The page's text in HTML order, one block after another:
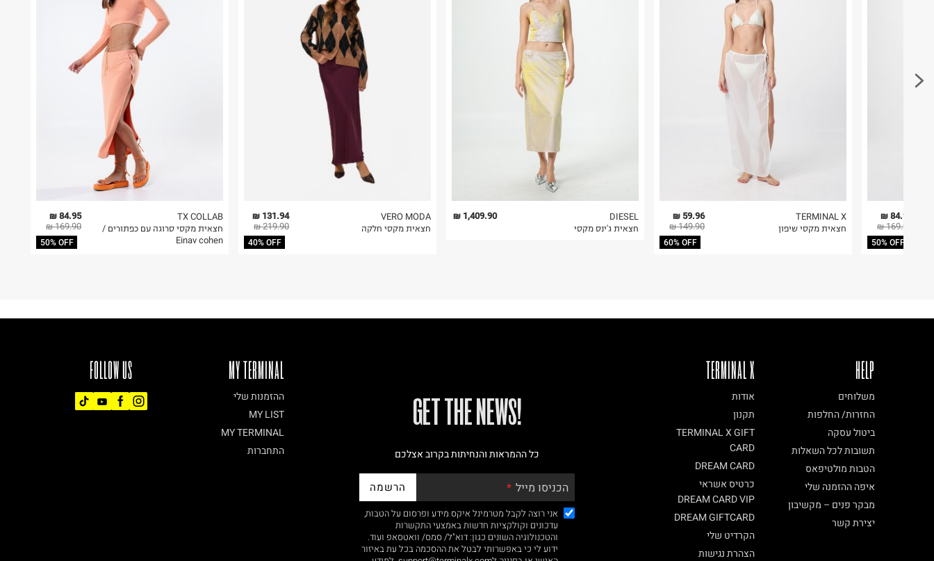
פריטים שבירים יש להחזיר עם שליח דרך ממשק ההחזרות באתר בלבד
בהתאם לתנאי השימוש.
3. מוצרי טיפוח ניתן להחזיר סגורים באריזתם המקורית בלבד. לא ניתן
קריית שדה התעופה
84.95 ₪
169.90 ₪
50% OFF
TX COLLAB
חצאית מקסי סרוגה עם כפתורים /
Einav cohen
131.94 ₪
219.90 ₪
40% OFF
VERO MODA
חצאית מקסי חלקה
1,409.90 ₪
DIESEL
חצאית ג'ינס מקסי
59.96 ₪
149.90 ₪
60% OFF
TERMINAL X
חצאית מקסי שיפון
84.95 ₪
169.90 ₪
50% OFF
FOLLOW US MY TERMINAL
ההזמנות שלי
MY LIST
MY TERMINAL
התחברות
!GET THE NEWS
כל ההמראות והנחיתות בקרוב אצלכם
הכניסו מייל הרשמה
אני רוצה לקבל מטרמינל איקס מידע ופרסום על הטבות,
עדכונים וקולקציות חדשות באמצעי התקשרות
והטכנולוגיה השונים כגון: דוא"ל/ סמס/ וואטסאפ ועוד.
ידוע לי כי באפשרותי לבטל את ההסכמה בכל עת באיזור
TERMINAL X
אודות
תקנון
TERMINAL X GIFT
CARD
DREAM CARD
כרטיס אשראי
DREAM CARD VIP
DREAM GIFTCARD
הקרדיט שלי
הצהרת נגישות
HELP
משלוחים
החזרות/ החלפות
ביטול עסקה
תשובות לכל השאלות
הטבות מולטיפאס
איפה ההזמנה שלי
מבקר פנים – מקשיבון
יצירת קשר